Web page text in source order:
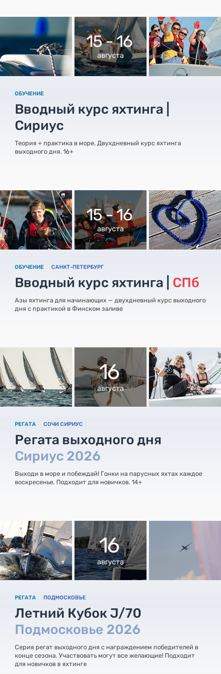
15 - 16
августа
ОБУЧЕНИЕ
Вводный курс яхтинга |
Сириус
Теория + практика в море. Двухдневный курс яхтинга
выходного дня. 16+
15 - 16
августа
ОБУЧЕНИЕ САНКТ-ПЕТЕРБУРГ
Вводный курс яхтинга | СПб
Азы яхтинга для начинающих — двухдневный курс выходного
дня с практикой в Финском заливе
16
августа
РЕГАТА СОЧИ СИРИУС
Регата выходного дня
Сириус 2026
Выходи в море и побеждай! Гонки на парусных яхтах каждое
воскресенье. Подходит для новичков. 14+
16
августа
РЕГАТА ПОДМОСКОВЬЕ
Летний Кубок J/70
Подмосковье 2026
Серия регат выходного дня с награждением победителей в
конце сезона. Участвовать могут все желающие! Подходит
для новичков в яхтинге